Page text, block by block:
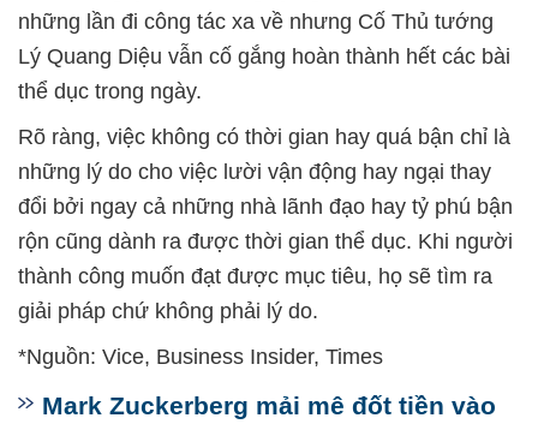
những lần đi công tác xa về nhưng Cố Thủ tướng
Lý Quang Diệu vẫn cố gắng hoàn thành hết các bài
thể dục trong ngày.
Rõ ràng, việc không có thời gian hay quá bận chỉ là
những lý do cho việc lười vận động hay ngại thay
đổi bởi ngay cả những nhà lãnh đạo hay tỷ phú bận
rộn cũng dành ra được thời gian thể dục. Khi người
thành công muốn đạt được mục tiêu, họ sẽ tìm ra
giải pháp chứ không phải lý do.
*Nguồn: Vice, Business Insider, Times
Mark Zuckerberg mải mê đốt tiền vào